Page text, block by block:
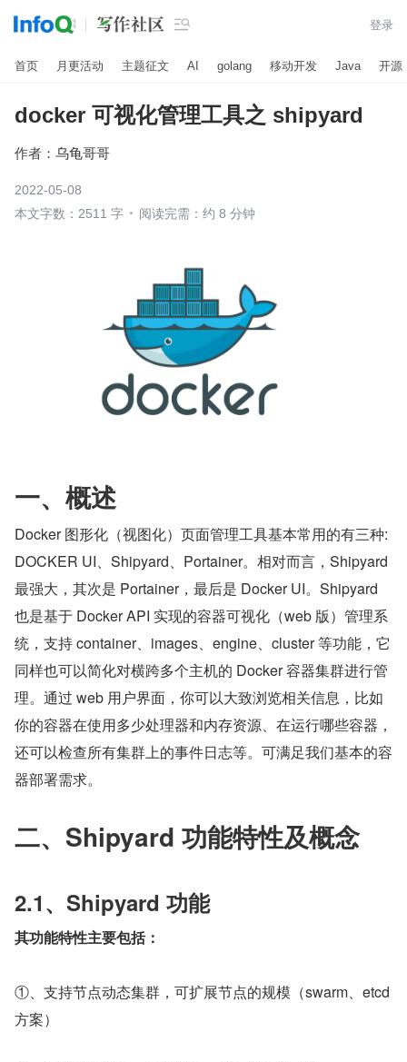
 登录
首页 月更活动 主题征文 AI golang 移动开发 Java 开源
docker 可视化管理工具之 shipyard
作者： 乌龟哥哥
2022-05-08
本文字数：2511 字
阅读完需：约 8 分钟
一、概述
Docker 图形化（视图化）页面管理工具基本常用的有三种:
DOCKER UI、Shipyard、Portainer。相对而言，Shipyard
最强大，其次是 Portainer，最后是 Docker UI。Shipyard
也是基于 Docker API 实现的容器可视化（web 版）管理系
统，支持 container、images、engine、cluster 等功能，它
同样也可以简化对横跨多个主机的 Docker 容器集群进行管
理。通过 web 用户界面，你可以大致浏览相关信息，比如
你的容器在使用多少处理器和内存资源、在运行哪些容器，
还可以检查所有集群上的事件日志等。可满足我们基本的容
器部署需求。
二、Shipyard 功能特性及概念
2.1、Shipyard 功能
其功能特性主要包括：
①、支持节点动态集群，可扩展节点的规模（swarm、etcd
方案）